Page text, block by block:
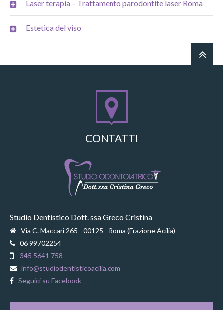
Laser terapia – Trattamento parodontite laser Roma
Estetica del viso
CONTATTI
Studio Dentistico Dott. ssa Greco Cristina
Via C. Maccari 265 - 00125 - Roma (Frazione Acilia)
06 99702254
345 5641 758
info@studiodentisticoacilia.com
Seguici su Facebook